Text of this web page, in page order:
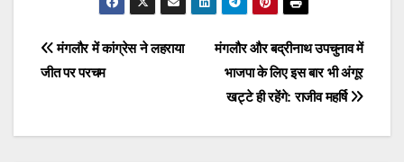
b
o
s
A
p
gr
a
e
dI
e
n
g
er
er
st
a
d
ar
e
Post
navigation
मंगलौर और बद्रीनाथ उपचुनाव में
भाजपा के लिए इस बार भी अंगूर
खट्टे ही रहेंगे: राजीव महर्षि
मंगलौर में कांग्रेस ने लहराया
जीत पर परचम